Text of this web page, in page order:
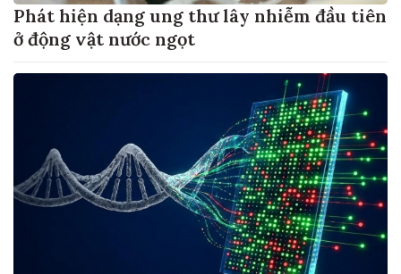
Phát hiện dạng ung thư lây nhiễm đầu tiên
ở động vật nước ngọt